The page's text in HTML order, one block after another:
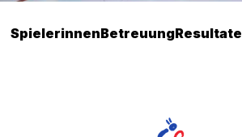
SpielerinnenBetreuungResultate